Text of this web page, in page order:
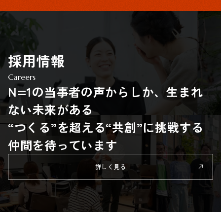
採用情報
Careers
N=1の当事者の声からしか、生まれ
ない未来がある
“つくる”を超える“共創”に挑戦する
仲間を待っています
詳しく見る